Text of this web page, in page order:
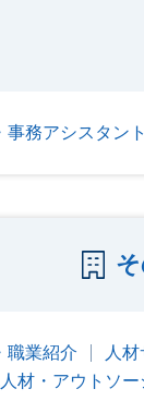
事務アシスタント
職業紹介 人
材・アウトソ